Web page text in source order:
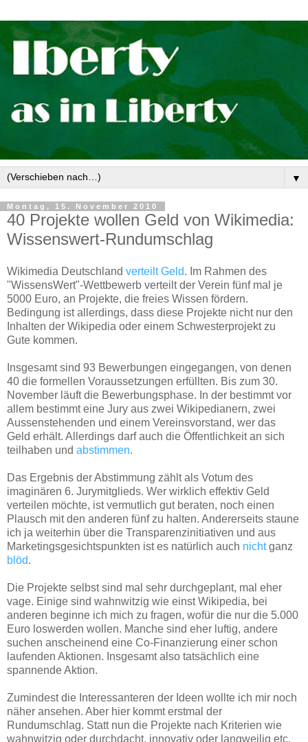
▼
Montag, 15. November 2010
40 Projekte wollen Geld von Wikimedia:
Wissenswert-Rundumschlag
Wikimedia Deutschland verteilt Geld. Im Rahmen des
"WissensWert"-Wettbewerb verteilt der Verein fünf mal je
5000 Euro, an Projekte, die freies Wissen fördern.
Bedingung ist allerdings, dass diese Projekte nicht nur den
Inhalten der Wikipedia oder einem Schwesterprojekt zu
Gute kommen.
Insgesamt sind 93 Bewerbungen eingegangen, von denen
40 die formellen Voraussetzungen erfüllten. Bis zum 30.
November läuft die Bewerbungsphase. In der bestimmt vor
allem bestimmt eine Jury aus zwei Wikipedianern, zwei
Aussenstehenden und einem Vereinsvorstand, wer das
Geld erhält. Allerdings darf auch die Öffentlichkeit an sich
teilhaben und abstimmen.
Das Ergebnis der Abstimmung zählt als Votum des
imaginären 6. Jurymitglieds. Wer wirklich effektiv Geld
verteilen möchte, ist vermutlich gut beraten, noch einen
Plausch mit den anderen fünf zu halten. Andererseits staune
ich ja weiterhin über die Transparenzinitiativen und aus
Marketingsgesichtspunkten ist es natürlich auch nichtganz
blöd.
Die Projekte selbst sind mal sehr durchgeplant, mal eher
vage. Einige sind wahnwitzig wie einst Wikipedia, bei
anderen beginne ich mich zu fragen, wofür die nur die 5.000
Euro loswerden wollen. Manche sind eher luftig, andere
suchen anscheinend eine Co-Finanzierung einer schon
laufenden Aktionen. Insgesamt also tatsächlich eine
spannende Aktion.
Zumindest die Interessanteren der Ideen wollte ich mir noch
näher ansehen. Aber hier kommt erstmal der
Rundumschlag. Statt nun die Projekte nach Kriterien wie
wahnwitzig oder durchdacht, innovativ oder langweilig etc.